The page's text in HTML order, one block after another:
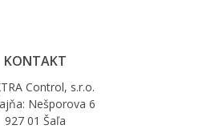
KONTAKT
Control, s.r.o.
Nešporova 6
927 01 Šaľa